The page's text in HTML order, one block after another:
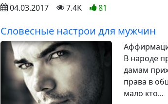
04.03.2017 7.4K 81
Словесные настрои для мужчин
В народе
дамам
права в
мало кто...